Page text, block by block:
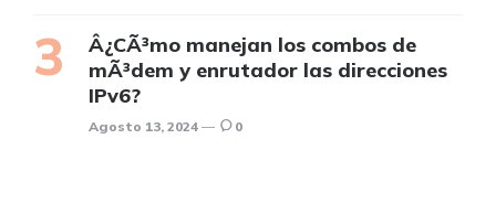
Â¿CÃ³mo manejan los combos de
mÃ³dem y enrutador las direcciones
IPv6?
Agosto 13, 2024 0